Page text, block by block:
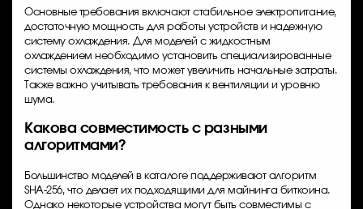
Основные требования включают стабильное электропитание,
достаточную мощность для работы устройств и надежную
систему охлаждения. Для моделей с жидкостным
охлаждением необходимо установить специализированные
системы охлаждения, что может увеличить начальные затраты.
Также важно учитывать требования к вентиляции и уровню
шума.
Какова совместимость с разными
алгоритмами?
Большинство моделей в каталоге поддерживают алгоритм
SHA-256, что делает их подходящими для майнинга биткоина.
Однако некоторые устройства могут быть совместимы с